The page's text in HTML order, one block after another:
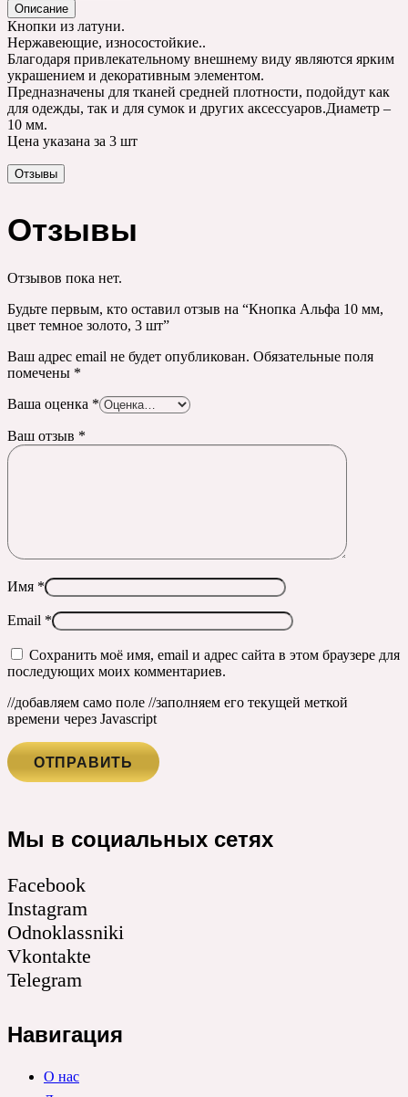
Описание
Кнопки из латуни.
Нержавеющие, износостойкие..
Благодаря привлекательному внешнему виду являются ярким
украшением и декоративным элементом.
Предназначены для тканей средней плотности, подойдут как
для одежды, так и для сумок и других аксессуаров.Диаметр –
10 мм.
Цена указана за 3 шт
Отзывы
Отзывы
Отзывов пока нет.
Будьте первым, кто оставил отзыв на “Кнопка Альфа 10 мм,
цвет темное золото, 3 шт”
Ваш адрес email не будет опубликован. Обязательные поля
помечены *
Ваша оценка *
Ваш отзыв *
Имя *
Email *
Сохранить моё имя, email и адрес сайта в этом браузере для
последующих моих комментариев.
//добавляем само поле //заполняем его текущей меткой
времени через Javascript
Мы в социальных сетях
Facebook
Instagram
Odnoklassniki
Vkontakte
Telegram
Навигация
О нас